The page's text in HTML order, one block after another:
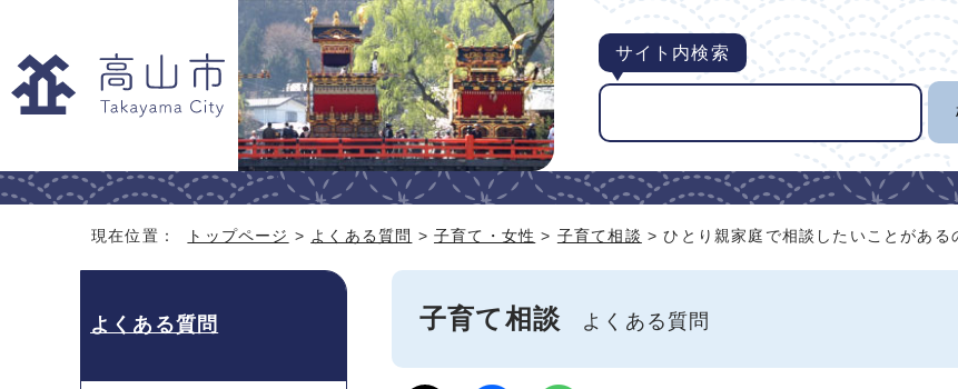
サイト内検索
現在位置： トップページ > よくある質問 >子育て・女性 > 子育て相談 > ひとり親家庭で相談したいことがある
子育て相談 よくある質問
よくある質問